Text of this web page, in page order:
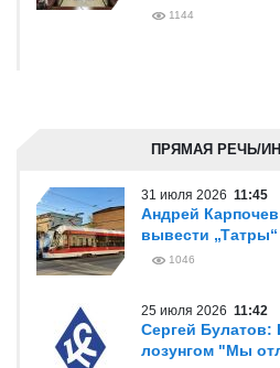
1144
ПРЯМАЯ РЕЧЬ/
31 июля 2026 11:45
Андрей
вывести
1046
25 июля 2026 11:42
Сергей Булатов:
лозунгом "Мы